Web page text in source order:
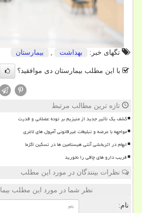
تگهای خبر: بهداشت بیمارستان
با این مطلب بیمارستان دی موافقید؟
تازه ترین مطالب مرتبط
کشف یک تأثیر جدید از منیزیم بر توده عضلانی و قدرت
مواجهه با عرضه و تبلیغات غیرقانونی آمپول های لاغری
ابهام در اثربخشی آنتی هیستامین ها در تسکین اگزما
فریب دارو های چاقی را نخورید
نظرات بینندگان در مورد این مطلب
نظر شما در مورد این مطلب
نام: